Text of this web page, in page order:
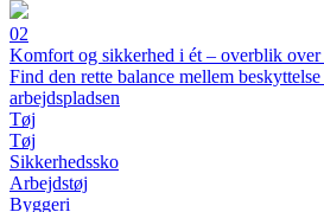
02
Komfort og sikkerhed i ét – overblik over
Find den rette balance mellem
arbejdspladsen
Tøj
Tøj
Sikkerhedssko
Arbejdstøj
Byggeri